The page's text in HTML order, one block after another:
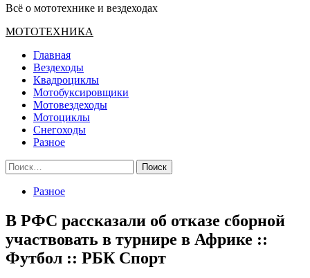
Всё о мототехнике и вездеходах
Основное
МОТОТЕХНИКА
Главная
Вездеходы
Квадроциклы
Мотобуксировщики
Мотовездеходы
Мотоциклы
Снегоходы
Разное
Найти:
Разное
В РФС рассказали об отказе сборной
участвовать в турнире в Африке ::
Футбол :: РБК Спорт